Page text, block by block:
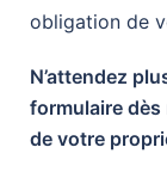
obligation de
N’attendez
formulaire dès
de votre